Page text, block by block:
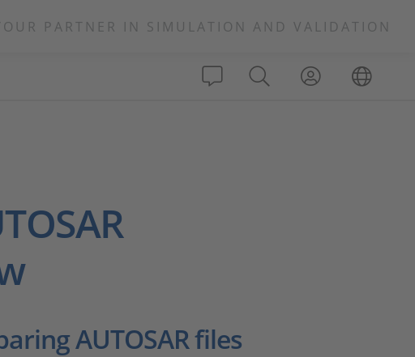
PARTNER IN SIMULATION AND VALIDATION
AUTOSAR files